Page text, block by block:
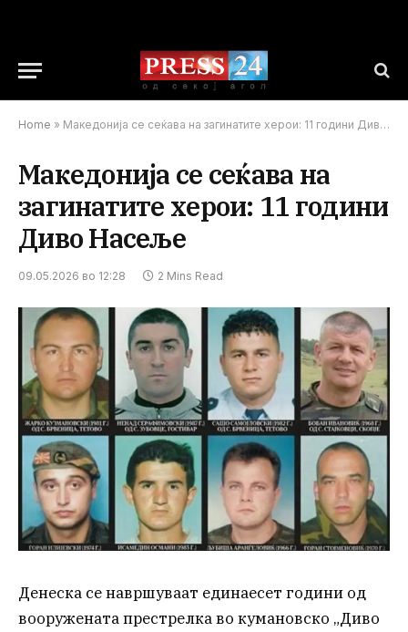
Home » Македонија се сеќава на загинатите херои: 11 години Диво Насеље
Македонија се сеќава на
загинатите херои: 11 години
Диво Насеље
09.05.2026 во 12:28 2 Mins Read
Денеска се навршуваат единаесет години од
вооружената престрелка во кумановско „Диво